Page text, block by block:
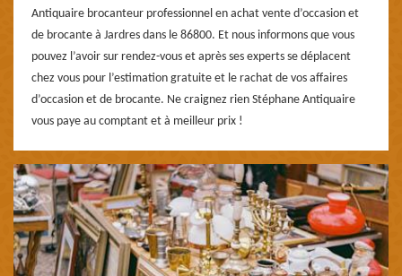
Antiquaire brocanteur professionnel en achat vente d’occasion et
de brocante à Jardres dans le 86800. Et nous informons que vous
pouvez l’avoir sur rendez-vous et après ses experts se déplacent
chez vous pour l’estimation gratuite et le rachat de vos affaires
d’occasion et de brocante. Ne craignez rien Stéphane Antiquaire
vous paye au comptant et à meilleur prix !